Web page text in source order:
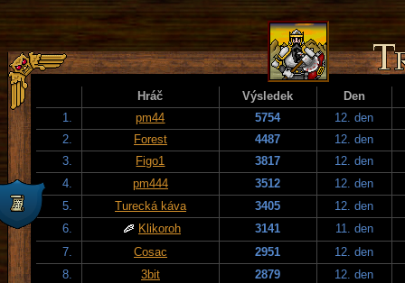
Hráč Výsledek
Den
1.
pm44 5754
12. den
2.
Forest 4487
12. den
3.
Figo1 3817
12. den
4.
pm444 3512
12. den
5.
Turecká káva 3405
12. den
6.
Klikoroh 3141
11. den
7.
Cosac 2951
12. den
8.
3bit 2879
12. den